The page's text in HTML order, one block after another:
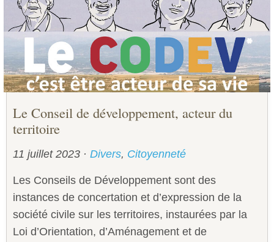
Sécurité civile
Sécurité publique
Le Conseil de développement, acteur du
territoire
11 juillet 2023 · Divers, Citoyenneté
Les Conseils de Développement sont des
instances de concertation et d’expression de la
société civile sur les territoires, instaurées par la
Loi d’Orientation, d’Aménagement et de